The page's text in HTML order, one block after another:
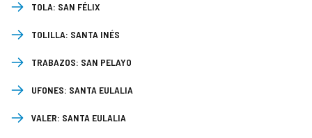
TOLA: SAN FÉLIX
TOLILLA: SANTA INÉS
TRABAZOS: SAN PELAYO
UFONES: SANTA EULALIA
VALER: SANTA EULALIA